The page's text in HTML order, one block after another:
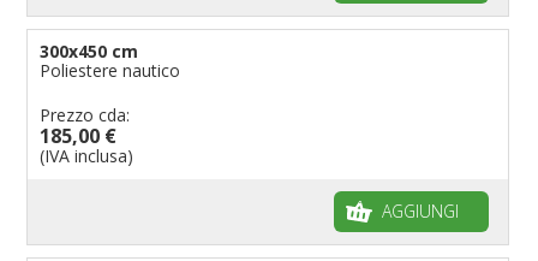
300x450 cm
Poliestere nautico
Prezzo cda:
185,00 €
(IVA inclusa)
AGGIUNGI